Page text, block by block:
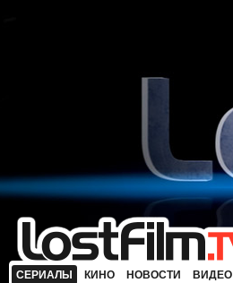
СЕРИАЛЫ КИНО НОВОСТИ ВИДЕО